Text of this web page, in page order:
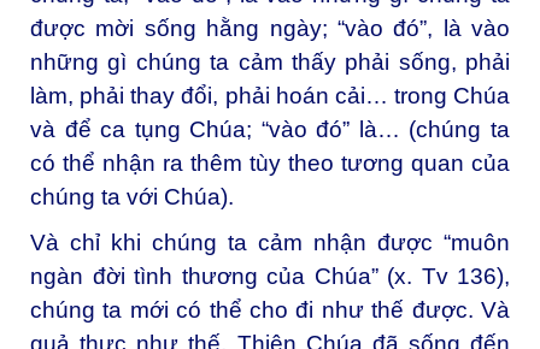
được mời sống hằng ngày; “vào đó”, là vào
những gì chúng ta cảm thấy phải sống, phải
làm, phải thay đổi, phải hoán cải… trong Chúa
và để ca tụng Chúa; “vào đó” là… (chúng ta
có thể nhận ra thêm tùy theo tương quan của
chúng ta với Chúa).
Và chỉ khi chúng ta cảm nhận được “muôn
ngàn đời tình thương của Chúa” (x. Tv 136),
chúng ta mới có thể cho đi như thế được. Và
quả thực như thế, Thiên Chúa đã sống đến